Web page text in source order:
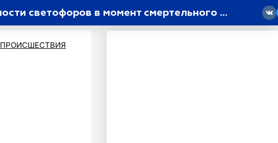
Прокуратура Московского района проверяет информацию об исправности светофоров в момент смертельного ДТП на Обводном
ПРОИСШЕСТВИЯ